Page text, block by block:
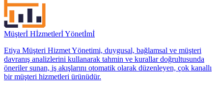
Müşterİ Hİzmetlerİ Yönetİmİ
Etiya Müşteri Hizmet Yönetimi, duygusal, bağlamsal ve müşteri
davranış analizlerini kullanarak tahmin ve kurallar doğrultusunda
öneriler sunan, iş akışlarını otomatik olarak düzenleyen, çok kanallı
bir müşteri hizmetleri ürünüdür.